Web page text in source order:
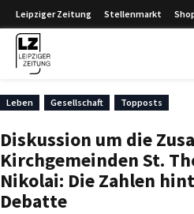
Leipziger Zeitung Stellenmarkt
Leben Gesellschaft Topposts
Diskussion um die
Kirchgemeinden St.
Nikolai: Die Zahlen
Debatte